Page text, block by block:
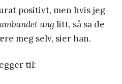
positivt, men hvis jeg
ung litt, så sa de
meg selv, sier han.
til: